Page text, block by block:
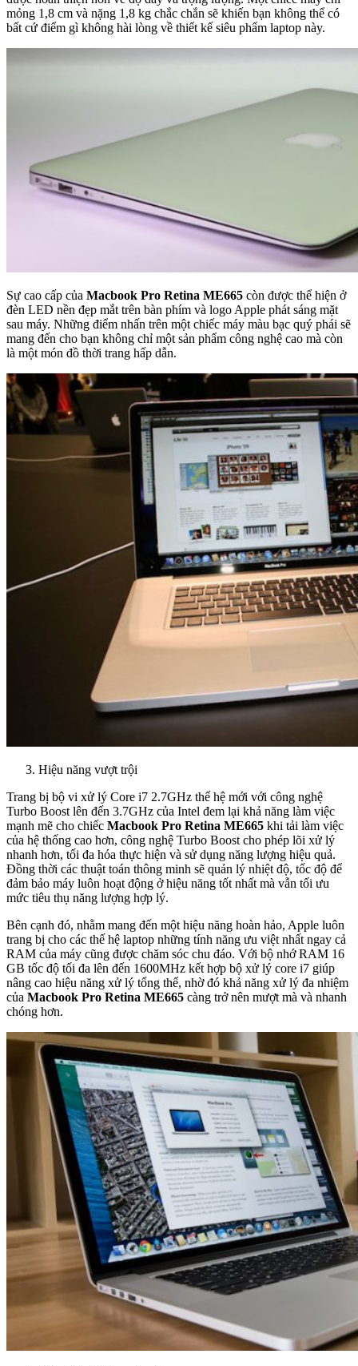
mỏng 1,8 cm và nặng 1,8 kg chắc chắn sẽ khiến bạn không thể có
bất cứ điểm gì không hài lòng về thiết kế siêu phẩm laptop này.
Sự cao cấp của Macbook Pro Retina ME665 còn được thể hiện ở
đèn LED nền đẹp mắt trên bàn phím và logo Apple phát sáng mặt
sau máy. Những điểm nhấn trên một chiếc máy màu bạc quý phái sẽ
mang đến cho bạn không chỉ một sản phẩm công nghệ cao mà còn
là một món đồ thời trang hấp dẫn.
Hiệu năng vượt trội
Trang bị bộ vi xử lý Core i7 2.7GHz thế hệ mới với công nghệ
Turbo Boost lên đến 3.7GHz của Intel đem lại khả năng làm việc
mạnh mẽ cho chiếc Macbook Pro Retina ME665 khi tải làm việc
của hệ thống cao hơn, công nghệ Turbo Boost cho phép lõi xử lý
nhanh hơn, tối đa hóa thực hiện và sử dụng năng lượng hiệu quả.
Đồng thời các thuật toán thông minh sẽ quản lý nhiệt độ, tốc độ để
đảm bảo máy luôn hoạt động ở hiệu năng tốt nhất mà vẫn tối ưu
mức tiêu thụ năng lượng hợp lý.
Bên cạnh đó, nhằm mang đến một hiệu năng hoàn hảo, Apple luôn
trang bị cho các thế hệ laptop những tính năng ưu việt nhất ngay cả
RAM của máy cũng được chăm sóc chu đáo. Với bộ nhớ RAM 16
GB tốc độ tối đa lên đến 1600MHz kết hợp bộ xử lý core i7 giúp
nâng cao hiệu năng xử lý tổng thể, nhờ đó khả năng xử lý đa nhiệm
của Macbook Pro Retina ME665 càng trở nên mượt mà và nhanh
chóng hơn.